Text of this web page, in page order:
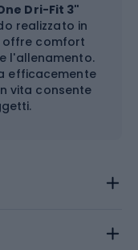
Dri-Fit 3"
realizzato in
offre comfort
l'allenamento.
efficacemente
vita consente